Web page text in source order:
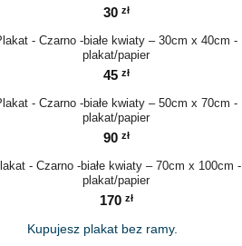
30 zł
- Czarno -białe kwiaty – 30cm x 40cm -
plakat/papier
45 zł
- Czarno -białe kwiaty – 50cm x 70cm -
plakat/papier
90 zł
- Czarno -białe kwiaty – 70cm x 100cm -
plakat/papier
170 zł
Kupujesz plakat bez ramy.